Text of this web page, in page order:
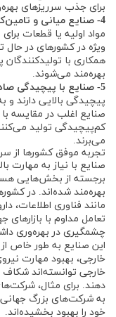
برای جذب سرریزهای
4- صنایع میانی و تامین‌کننده:
مواد اولیه یا قطعات
ویژه در کشورهای در حال
همکاری با
بهره‌مند می‌شوند.
5- صنایع با پیچیدگی صادراتی بالا:
پیچیدگی بالایی دارند و
صنایع اغلب در مقایسه
کم‌پیچیدگی تولید
می‌برند.
تجربه موفق کشورها از
صنایع با نیاز به مهارت
برجسته از بخش‌هایی
بهره‌مند شده‌اند. در
مانند فناوری اطلاعات،
تعامل مداوم با بازارهای
چشمگیری در بهره‌وری
این صنایع به طور خاص از
خارجی، بهبود مهارت
خارجی توانسته‌اند
دهند. برای مثال،
به شرکت‌های بزرگ
خود را بهبود بخشیده‌اند.